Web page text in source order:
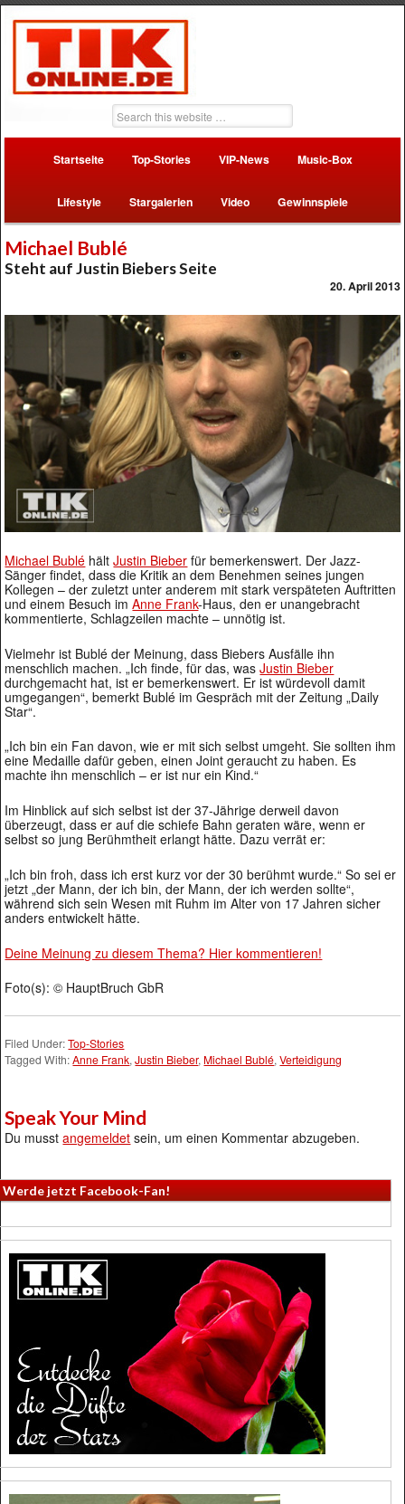
Startseite Top-Stories VIP-News Music-Box
Lifestyle Stargalerien Video Gewinnspiele
Michael Bublé
Steht auf Justin Biebers Seite
20. April 2013
Michael Bublé hältJustin Bieber für bemerkenswert. Der Jazz-
Sänger findet, dass die Kritik an dem Benehmen seines jungen
Kollegen – der zuletzt unter anderem mit stark verspäteten Auftritten
und einem Besuch imAnne Frank-Haus, den er unangebracht
kommentierte, Schlagzeilen machte – unnötig ist.
Vielmehr ist Bublé der Meinung, dass Biebers Ausfälle ihn
menschlich machen. „Ich finde, für das, wasJustin Bieber
durchgemacht hat, ist er bemerkenswert. Er ist würdevoll damit
umgegangen“, bemerkt Bublé im Gespräch mit der Zeitung „Daily
Star“.
„Ich bin ein Fan davon, wie er mit sich selbst umgeht. Sie sollten ihm
eine Medaille dafür geben, einen Joint geraucht zu haben. Es
machte ihn menschlich – er ist nur ein Kind.“
Im Hinblick auf sich selbst ist der 37-Jährige derweil davon
überzeugt, dass er auf die schiefe Bahn geraten wäre, wenn er
selbst so jung Berühmtheit erlangt hätte. Dazu verrät er:
„Ich bin froh, dass ich erst kurz vor der 30 berühmt wurde.“ So sei er
jetzt „der Mann, der ich bin, der Mann, der ich werden sollte“,
während sich sein Wesen mit Ruhm im Alter von 17 Jahren sicher
anders entwickelt hätte.
Deine Meinung zu diesem Thema? Hier kommentieren!
Foto(s): © HauptBruch GbR
Filed Under:Top-Stories
Tagged With:Anne Frank,Justin Bieber, Michael Bublé,Verteidigung
Speak Your Mind
Du musstangemeldet sein, um einen Kommentar abzugeben.
Werde jetzt Facebook-Fan!